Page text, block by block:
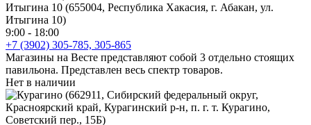
Итыгина 10 (655004, Республика Хакасия, г. Абакан, ул.
Итыгина 10)
9:00 - 18:00
+7 (3902) 305-785, 305-865
Магазины на Весте представляют собой 3 отдельно стоящих
павильона. Представлен весь спектр товаров.
Нет в наличии